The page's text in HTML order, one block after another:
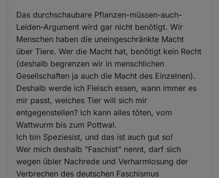
Das durchschaubare Pflanzen-müssen-auch-
Leiden-Argument wird gar nicht benötigt. Wir
Menschen haben die uneingeschränkte Macht
über Tiere. Wer die Macht hat, benötigt kein Recht
(deshalb begrenzen wir in menschlichen
Gesellschaften ja auch die Macht des Einzelnen).
Deshalb werde ich Fleisch essen, wann immer es
mir passt, welches Tier will sich mir
entgegenstellen? Ich kann alles töten, vom
Wattwurm bis zum Pottwal.
Ich bin Speziesist, und das ist auch gut so!
Wer mich deshalb "Faschist" nennt, darf sich
wegen übler Nachrede und Verharmlosung der
Verbrechen des deutschen Faschismus